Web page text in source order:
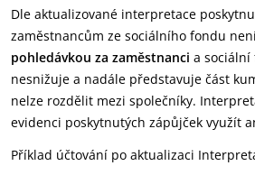
Dle aktualizované interpretace
zaměstnancům ze sociálního fondu
pohledávkou za zaměstnanci a
nesnižuje a nadále představuje část
nelze rozdělit mezi společníky.
evidenci poskytnutých zápůjček využít
Příklad účtování po aktualizaci